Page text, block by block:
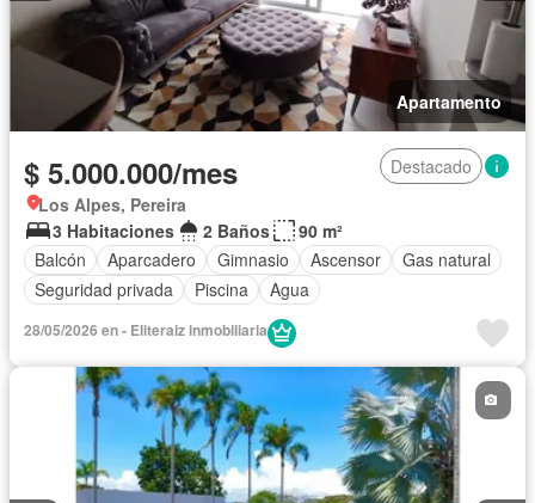
Apartamento
$ 5.000.000/mes
Destacado
Los Alpes, Pereira
3 Habitaciones
2 Baños
90 m²
Balcón
Aparcadero Gimnasio Ascensor
Gas natural
Seguridad privada
Piscina Agua
28/05/2026 en - Eliteraiz inmobiliaria